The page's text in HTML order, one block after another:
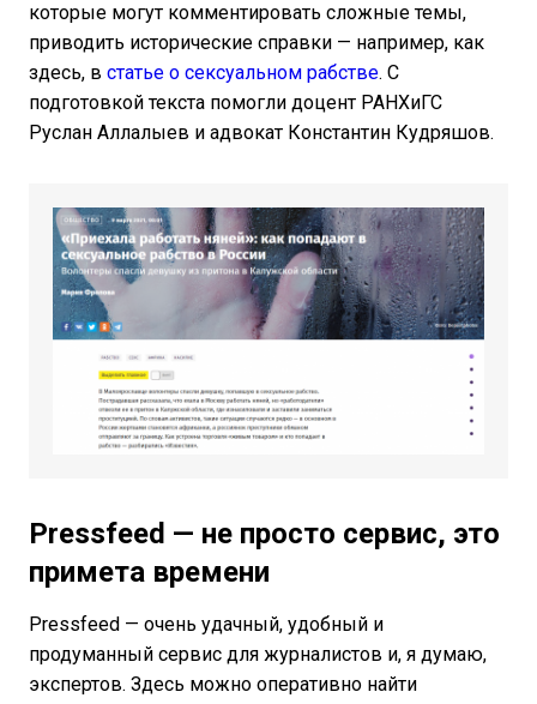
которые могут комментировать сложные темы,
приводить исторические справки — например, как
здесь, в статье о сексуальном рабстве. С
подготовкой текста помогли доцент РАНХиГС
Руслан Аллалыев и адвокат Константин Кудряшов.
Pressfeed — не просто сервис, это
примета времени
Pressfeed — очень удачный, удобный и
продуманный сервис для журналистов и, я думаю,
экспертов. Здесь можно оперативно найти